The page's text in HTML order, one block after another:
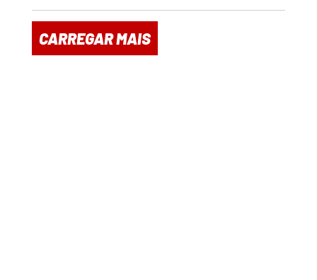
CARREGAR MAIS